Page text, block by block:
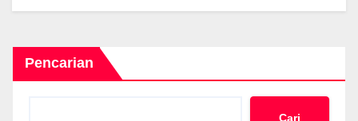
Pencarian
Cari